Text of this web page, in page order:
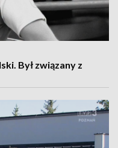
Był związany z